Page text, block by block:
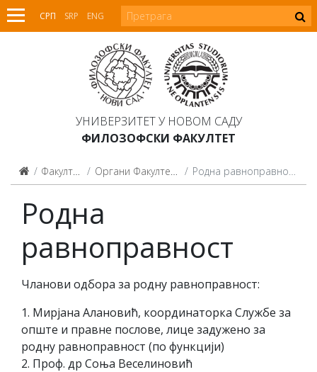
СРП SRP ENG
УНИВЕРЗИТЕТ У НОВОМ САДУ
ФИЛОЗОФСКИ ФАКУЛТЕТ
Факултет Органи Факултета Родна равноправност
Родна
равноправност
Чланови одбора за родну равноправност:
1. Мирјана Алановић, координаторка Службе за
опште и правне послове, лице задужено за
родну равноправност (по функцији)
2. Проф. др Соња Веселиновић